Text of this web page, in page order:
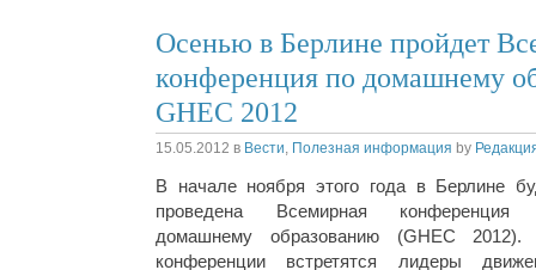
Осенью в Берлине пройдет
конференция по домашнему
GHEC 2012
15.05.2012 в Вести Полезная информация by
В начале ноября этого года в Берлине
проведена Всемирная конференция
домашнему образованию (GHEC
конференции встретятся лидеры